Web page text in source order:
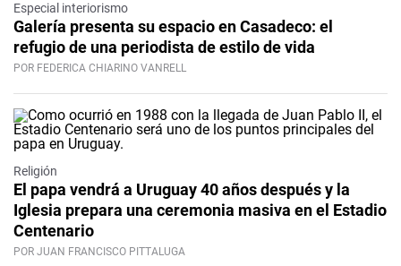
Especial interiorismo
Galería presenta su espacio en Casadeco: el
refugio de una periodista de estilo de vida
POR FEDERICA CHIARINO VANRELL
Religión
El papa vendrá a Uruguay 40 años después y la
Iglesia prepara una ceremonia masiva en el Estadio
Centenario
POR JUAN FRANCISCO PITTALUGA